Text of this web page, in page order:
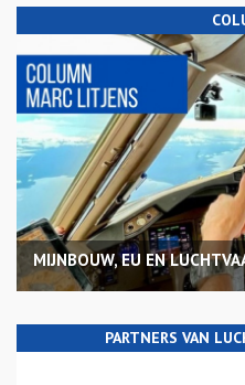
MIJNBOUW, EU EN
PARTNERS VAN